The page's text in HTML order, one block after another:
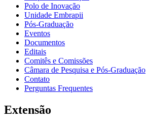
Polo de Inovação
Unidade Embrapii
Pós-Graduação
Eventos
Documentos
Editais
Comitês e Comissões
Câmara de Pesquisa e Pós-Graduação
Contato
Perguntas Frequentes
Extensão